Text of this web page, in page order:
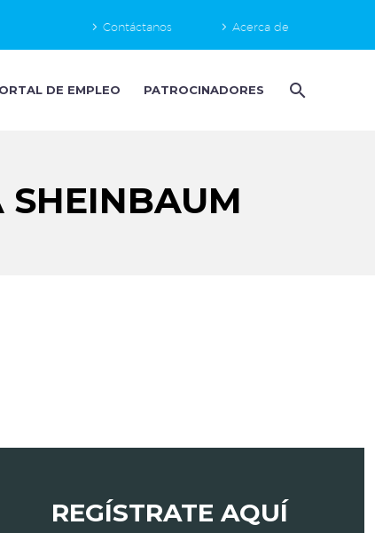
Contáctanos Acerca de
DE EMPLEO PATROCINADORES
REGÍSTRATE AQUÍ